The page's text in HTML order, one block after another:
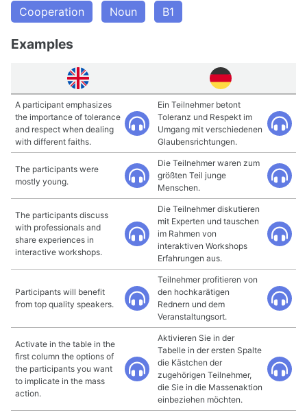
Cooperation Noun B1
Examples
A participant emphasizes
the importance of tolerance
and respect when dealing
with different faiths.
Ein Teilnehmer betont
Toleranz und Respekt im
Umgang mit verschiedenen
Glaubensrichtungen.
The participants were
mostly young.
Die Teilnehmer waren zum
größten Teil junge
Menschen.
The participants discuss
with professionals and
share experiences in
interactive workshops.
Die Teilnehmer diskutieren
mit Experten und tauschen
im Rahmen von
interaktiven Workshops
Erfahrungen aus.
Participants will benefit
from top quality speakers.
Teilnehmer profitieren von
den hochkarätigen
Rednern und dem
Veranstaltungsort.
Activate in the table in the
first column the options of
the participants you want
to implicate in the mass
action.
Aktivieren Sie in der
Tabelle in der ersten Spalte
die Kästchen der
zugehörigen Teilnehmer,
die Sie in die Massenaktion
einbeziehen möchten.